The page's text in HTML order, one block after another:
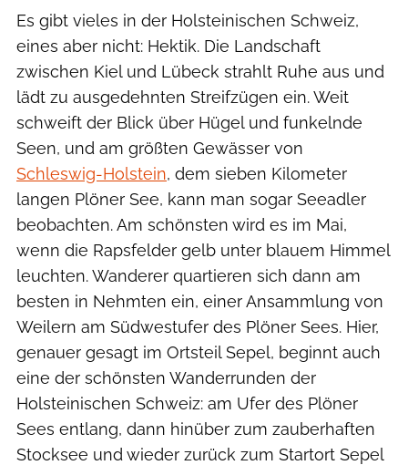
Es gibt vieles in der Holsteinischen Schweiz,
eines aber nicht: Hektik. Die Landschaft
zwischen Kiel und Lübeck strahlt Ruhe aus und
lädt zu ausgedehnten Streifzügen ein. Weit
schweift der Blick über Hügel und funkelnde
Seen, und am größten Gewässer von
Schleswig-Holstein, dem sieben Kilometer
langen Plöner See, kann man sogar Seeadler
beobachten. Am schönsten wird es im Mai,
wenn die Rapsfelder gelb unter blauem Himmel
leuchten. Wanderer quartieren sich dann am
besten in Nehmten ein, einer Ansammlung von
Weilern am Südwestufer des Plöner Sees. Hier,
genauer gesagt im Ortsteil Sepel, beginnt auch
eine der schönsten Wanderrunden der
Holsteinischen Schweiz: am Ufer des Plöner
Sees entlang, dann hinüber zum zauberhaften
Stocksee und wieder zurück zum Startort Sepel